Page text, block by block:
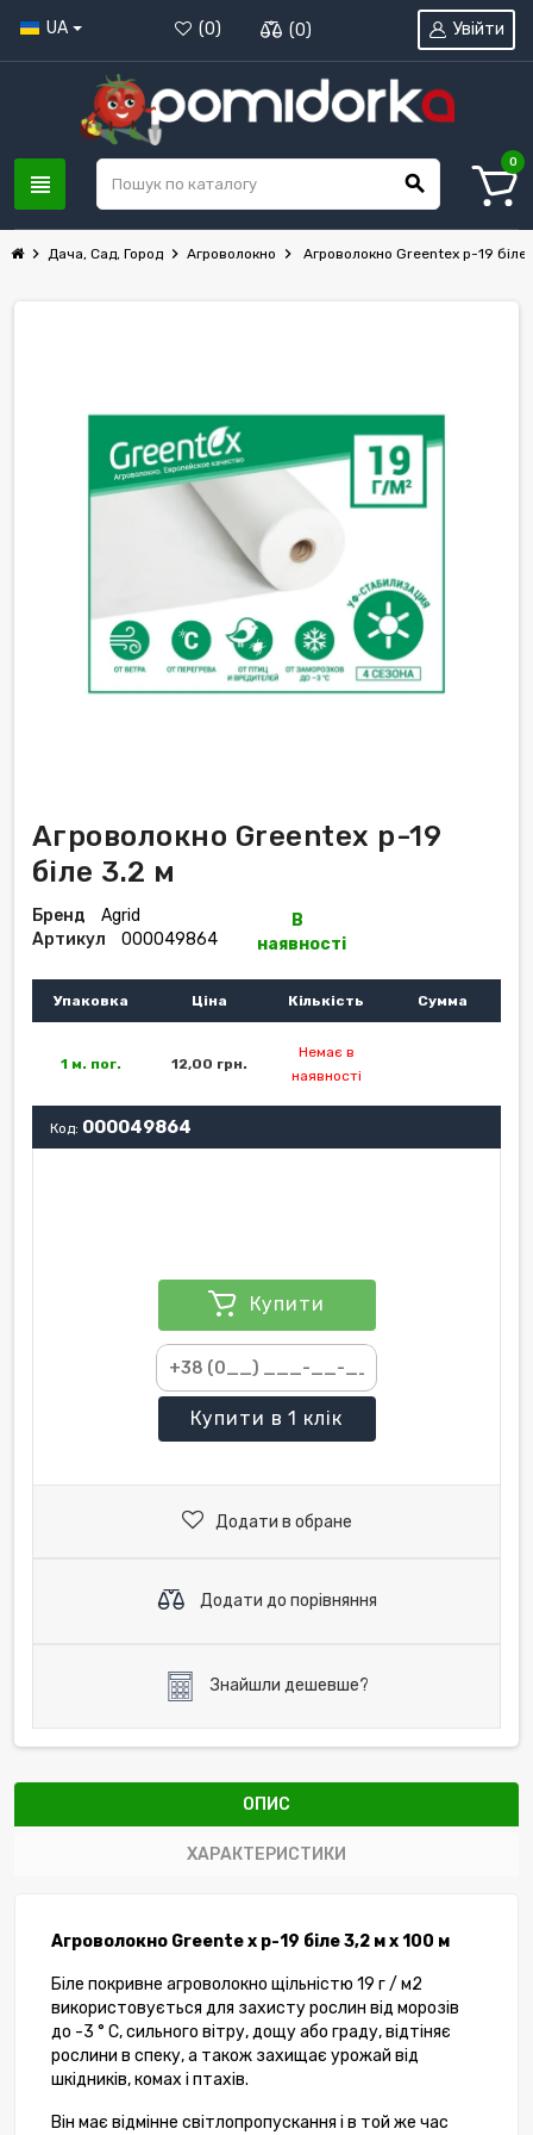
UA (0) (0)
view_headline search
Увійти
0
chevron_right Дача, Сад, Город chevron_right Агроволокно chevron_right Агроволокно Greentex р-19 біле
Агроволокно Greentex р-19
біле 3.2 м
Бренд
Agrid
Артикул
000049864
В
наявності
Упаковка Ціна Кількість Сумма
1 м. пог. 12,00 грн.
Немає в
наявності
Код: 000049864
Купити
Купити в 1 клік
Додати в обране
Додати до порівняння
Знайшли дешевше?
ОПИС
ХАРАКТЕРИСТИКИ
Агроволокно Greente x p-19 біле 3,2 м х 100 м
Біле покривне агроволокно щільністю 19 г / м2
використовується для захисту рослин від морозів
до -3 ° С, сильного вітру, дощу або граду, відтіняє
рослини в спеку, а також захищає урожай від
шкідників, комах і птахів.
Він має відмінне світлопропускання і в той же час